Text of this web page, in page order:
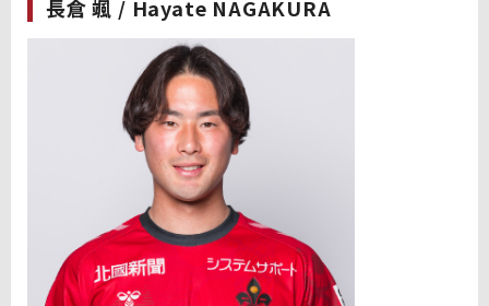
長倉 颯 / Hayate NAGAKURA